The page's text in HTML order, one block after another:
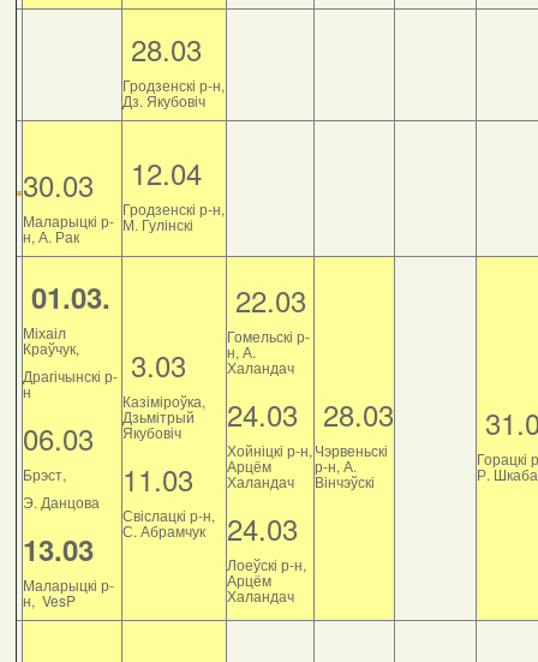
28.03
Гродзенскі р-н,
Дз. Якубовіч
30.03
Маларыцкі р-
н, А. Рак
12.04
Гродзенскі р-н,
М. Гулінскі
01.03.
Міхаіл
Краўчук,
Драгічынскі р-
н
06.03
Брэст,
Э. Данцова
13.03
Маларыцкі р-
н, VesP
3.03
Казіміроўка,
Дзьмітрый
Якубовіч
11.03
Свіслацкі р-н,
С. Абрамчук
22.03
Гомельскі р-
н, А.
Халандач
24.03
Хойніцкі р-н,
Арцём
Халандач
24.03
Лоеўскі р-н,
Арцём
Халандач
28.03
Чэрвеньскі
р-н, А.
Вінчэўскі
Горацкі
Р.